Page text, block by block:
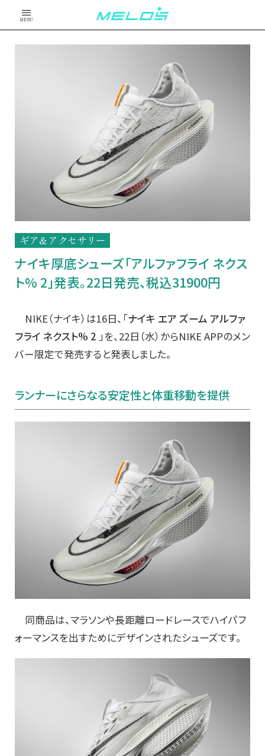
MENU
ギア＆アクセサリー
ナイキ厚底シューズ「アルファフライ ネクス
ト% 2」発表。22日発売、税込31900円
NIKE（ナイキ）は16日、「ナイキ エア ズーム アルファ
フライ ネクスト% 2 」を、22日（水）からNIKE APPのメン
バー限定で発売すると発表しました。
ランナーにさらなる安定性と体重移動を提供
同商品は、マラソンや⻑距離ロードレースでハイパフ
ォーマンスを出すためにデザインされたシューズです。